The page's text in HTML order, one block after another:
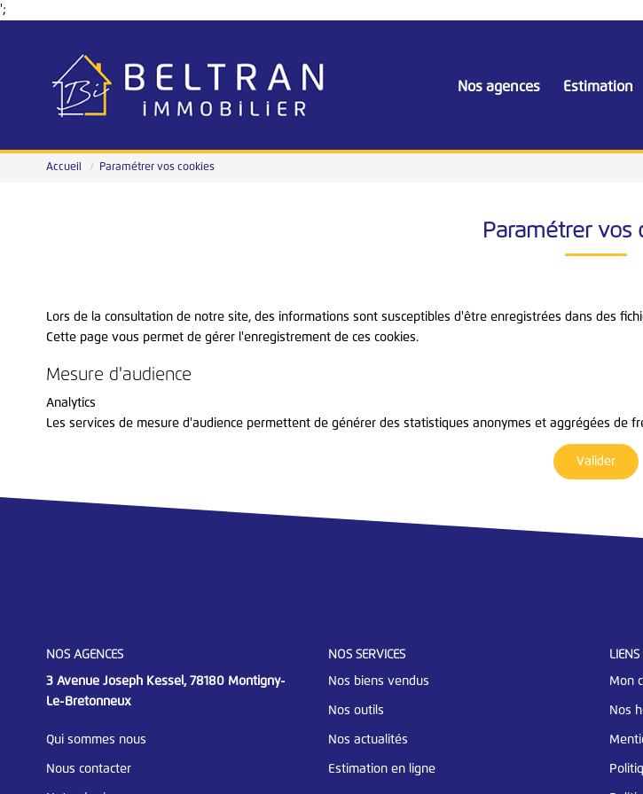
';
Nos agences Estimation
Accueil Paramétrer vos cookies
Paramétrer vos
Lors de la consultation de notre site, des informations sont susceptibles d'être enregistrées dans des
Cette page vous permet de gérer l'enregistrement de ces cookies.
Mesure d'audience
Analytics
Les services de mesure d'audience permettent de générer des statistiques anonymes et aggrégées de
Valider
NOS AGENCES
3 Avenue Joseph Kessel, 78180 Montigny-
Le-Bretonneux
Qui sommes nous
Nous contacter
NOS SERVICES
Nos biens vendus
Nos outils
Nos actualités
Estimation en ligne
LIENS
Mon
Nos